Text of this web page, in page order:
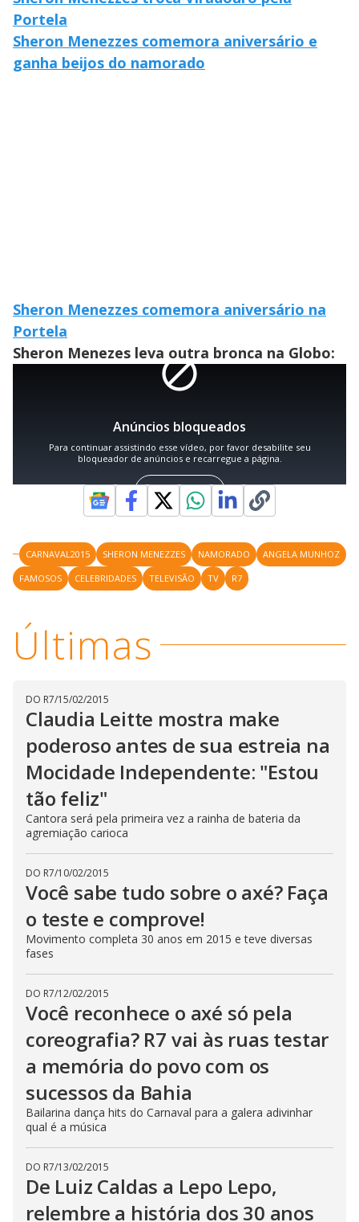
Portela
Sheron Menezzes comemora aniversário e
ganha beijos do namorado
Sheron Menezzes comemora aniversário na
Portela
Sheron Menezes leva outra bronca na Globo:
CARNAVAL2015 SHERON MENEZZES NAMORADO
ANGELA MUNHOZ
FAMOSOS
CELEBRIDADES TELEVISÃO TV R7
Últimas
DO R7/15/02/2015
Claudia Leitte mostra make
poderoso antes de sua estreia na
Mocidade Independente: "Estou
tão feliz"
Cantora será pela primeira vez a rainha de bateria da
agremiação carioca
DO R7/10/02/2015
Você sabe tudo sobre o axé? Faça
o teste e comprove!
Movimento completa 30 anos em 2015 e teve diversas
fases
DO R7/12/02/2015
Você reconhece o axé só pela
coreografia? R7 vai às ruas testar
a memória do povo com os
sucessos da Bahia
Bailarina dança hits do Carnaval para a galera adivinhar
qual é a música
DO R7/13/02/2015
De Luiz Caldas a Lepo Lepo,
relembre a história dos 30 anos